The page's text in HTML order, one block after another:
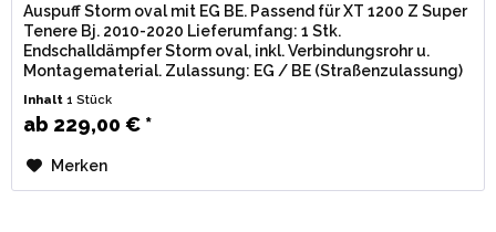
Auspuff Storm oval mit EG BE. Passend für XT 1200 Z Super
Tenere Bj. 2010-2020 Lieferumfang: 1 Stk.
Endschalldämpfer Storm oval, inkl. Verbindungsrohr u.
Montagematerial. Zulassung: EG / BE (Straßenzulassung)
Inhalt1 Stück
ab 229,00 € *
Merken